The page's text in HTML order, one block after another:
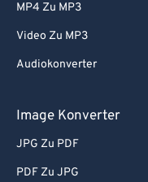
MP4 Zu MP3
Video Zu MP3
Audiokonverter
Image Konverter
JPG Zu PDF
PDF Zu JPG